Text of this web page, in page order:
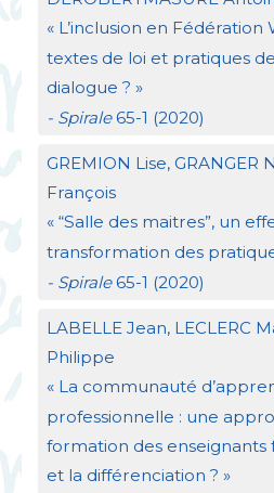
« L’inclusion en Fédération
textes de loi et pratiques
dialogue ? »
- Spirale65-1 (2020)
GREMION Lise, GRANGER
François
« “Salle des maitres”, un
transformation des
- Spirale65-1 (2020)
LABELLEJean, LECLERC
Philippe
« La communauté
professionnelle : une
formation des enseignants
et la différenciation ? »